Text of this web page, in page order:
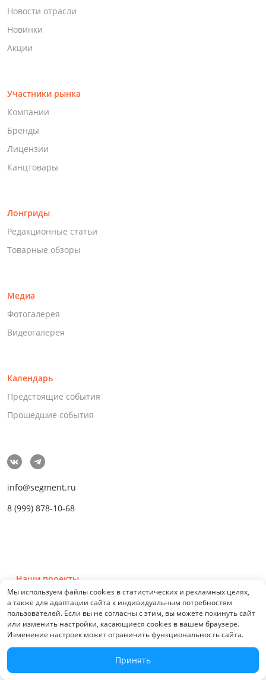
Новости отрасли
Новинки
Акции
Участники рынка
Компании
Бренды
Лицензии
Канцтовары
Лонгриды
Редакционные статьи
Товарные обзоры
Медиа
Фотогалерея
Видеогалерея
Календарь
Предстоящие события
Прошедшие события
info@segment.ru
8 (999) 878-10-68
Наши проекты
© 2026 СЕГМЕНТ. Все права защищены. 0.21076
Мы используем файлы cookies в статистических и рекламных целях,
а также для адаптации сайта к индивидуальным потребностям
пользователей. Если вы не согласны с этим, вы можете покинуть сайт
или изменить настройки, касающиеся cookies в вашем браузере.
Изменение настроек может ограничить функциональность сайта.
Принять